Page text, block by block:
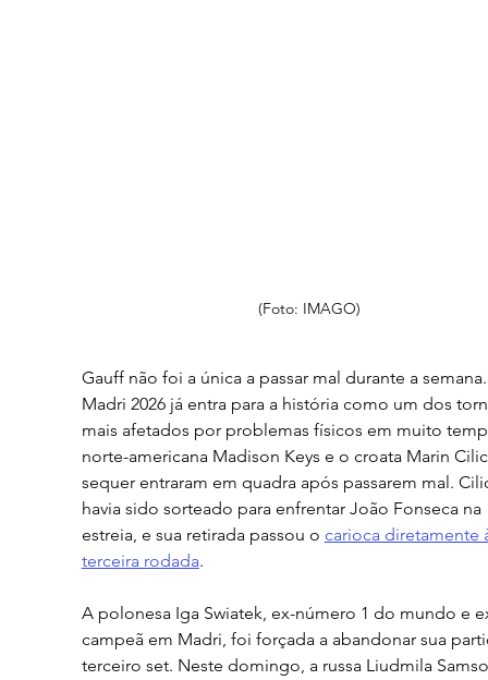
(Foto: IMAGO)
Gauff não foi a única a passar mal durante a
Madri 2026 já entra para a história como um dos
mais afetados por problemas físicos em muito
norte-americana Madison Keys e o croata Marin
sequer entraram em quadra após passarem mal.
havia sido sorteado para enfrentar João Fonseca na
estreia, e sua retirada passou o carioca diretamente
terceira rodada.
A polonesa Iga Swiatek, ex-número 1 do mundo e
campeã em Madri, foi forçada a abandonar sua
terceiro set. Neste domingo, a russa Liudmila